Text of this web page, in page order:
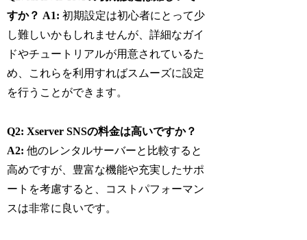
すか？ A1: 初期設定は初心者にとって少
し難しいかもしれませんが、詳細なガイ
ドやチュートリアルが用意されているた
め、これらを利用すればスムーズに設定
を行うことができます。
Q2: Xserver SNSの料金は高いですか？
A2: 他のレンタルサーバーと比較すると
高めですが、豊富な機能や充実したサポ
ートを考慮すると、コストパフォーマン
スは非常に良いです。